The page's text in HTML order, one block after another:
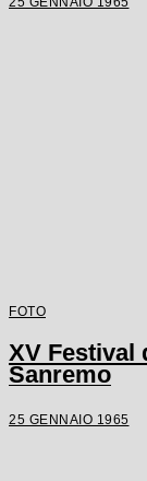
FOTO
XV Festival
Sanremo
25 GENNAIO 1965